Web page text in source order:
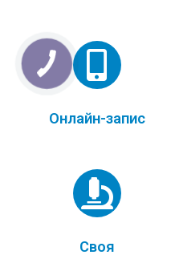
Онлайн-запис
Своя